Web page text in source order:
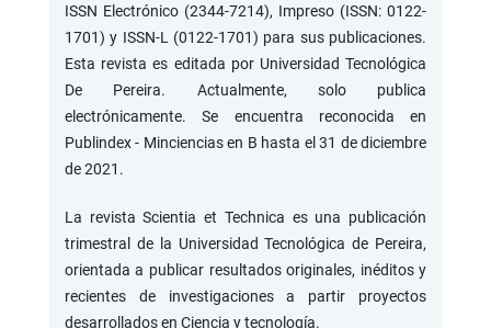
ISSN Electrónico (2344-7214), Impreso (ISSN: 0122-
1701) y ISSN-L (0122-1701) para sus publicaciones.
Esta revista es editada por Universidad Tecnológica
De Pereira. Actualmente, solo publica
electrónicamente. Se encuentra reconocida en
Publindex - Minciencias en B hasta el 31 de diciembre
de 2021.
La revista Scientia et Technica es una publicación
trimestral de la Universidad Tecnológica de Pereira,
orientada a publicar resultados originales, inéditos y
recientes de investigaciones a partir proyectos
desarrollados en Ciencia y tecnología.